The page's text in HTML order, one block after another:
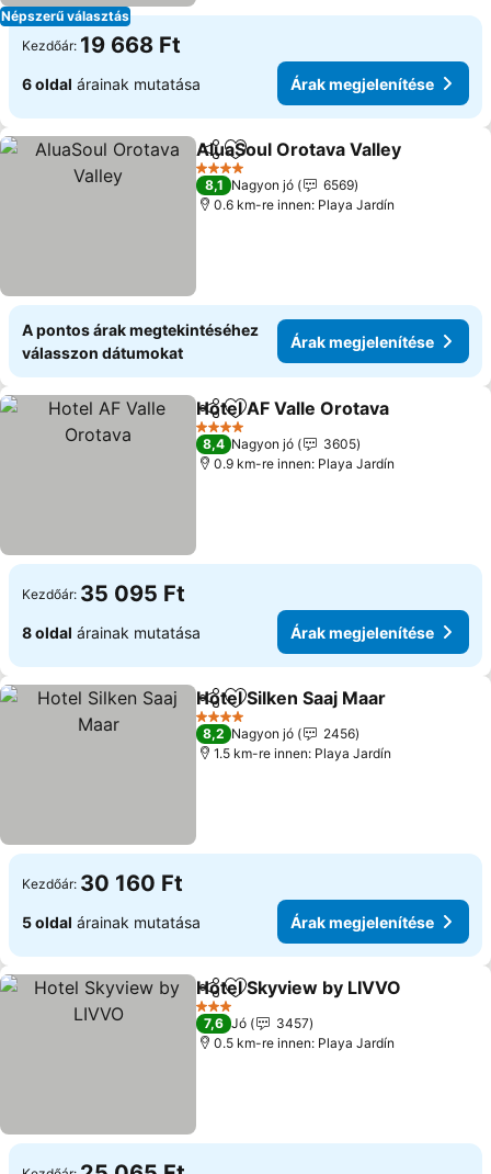
Népszerű választás
Kezdőár: 19 668 Ft
6 oldal árainak mutatása Árak megjelenítése
Megosztás
Hozzáadás a kedvencekhez
AluaSoul Orotava Valley
4 Kategória
8,1 Nagyon jó
6569
0.6 km-re innen: Playa Jardín
A pontos árak megtekintéséhez
válasszon dátumokat
Árak megjelenítése
Megosztás
Hozzáadás a kedvencekhez
Hotel AF Valle Orotava
4 Kategória
8,4 Nagyon jó
3605
0.9 km-re innen: Playa Jardín
Kezdőár: 35 095 Ft
8 oldal árainak mutatása Árak megjelenítése
Megosztás
Hozzáadás a kedvencekhez
Hotel Silken Saaj Maar
4 Kategória
8,2 Nagyon jó
2456
1.5 km-re innen: Playa Jardín
Kezdőár: 30 160 Ft
5 oldal árainak mutatása Árak megjelenítése
MegosztásHozzáadás a kedvencekhez
Hotel Skyview by LIVVO
3 Kategória
7,6 Jó
3457
0.5 km-re innen: Playa Jardín